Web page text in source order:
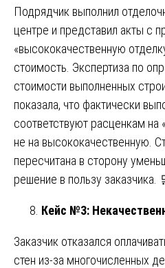
Подрядчик выполнил
центре и представил акты с
«высококачественную
стоимость. Экспертиза по
стоимости выполненных
показала, что фактически
соответствуют расценкам на
не на высококачественную.
пересчитана в сторону
решение в пользу заказчика.
Кейс №3:
Заказчик отказался
стен из-за многочисленных